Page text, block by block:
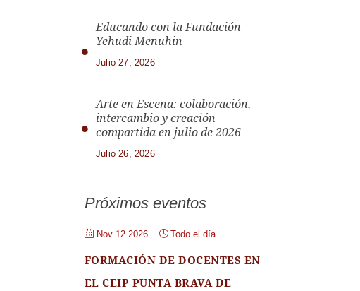
Educando con la Fundación
Yehudi Menuhin
Julio 27, 2026
Arte en Escena: colaboración,
intercambio y creación
compartida en julio de 2026
Julio 26, 2026
Próximos eventos
Nov 12 2026 Todo el día
FORMACIÓN DE DOCENTES EN
EL CEIP PUNTA BRAVA DE